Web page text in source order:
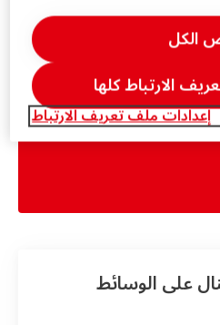
بخدمة المستهلك
على الوسائط
إعدادات ملف تعريف الارتباط
الكل
الارتباط كلها